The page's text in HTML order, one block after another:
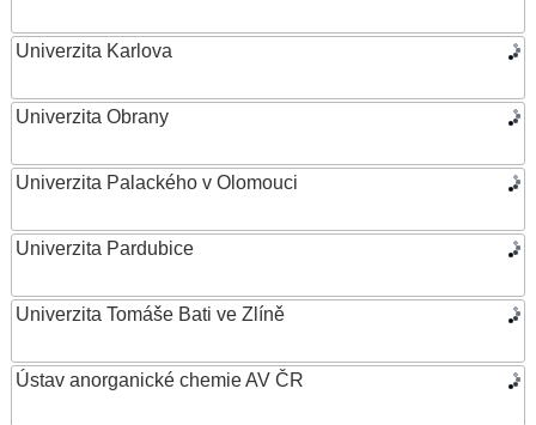
Univerzita Karlova
Univerzita Obrany
Univerzita Palackého v Olomouci
Univerzita Pardubice
Univerzita Tomáše Bati ve Zlíně
Ústav anorganické chemie AV ČR